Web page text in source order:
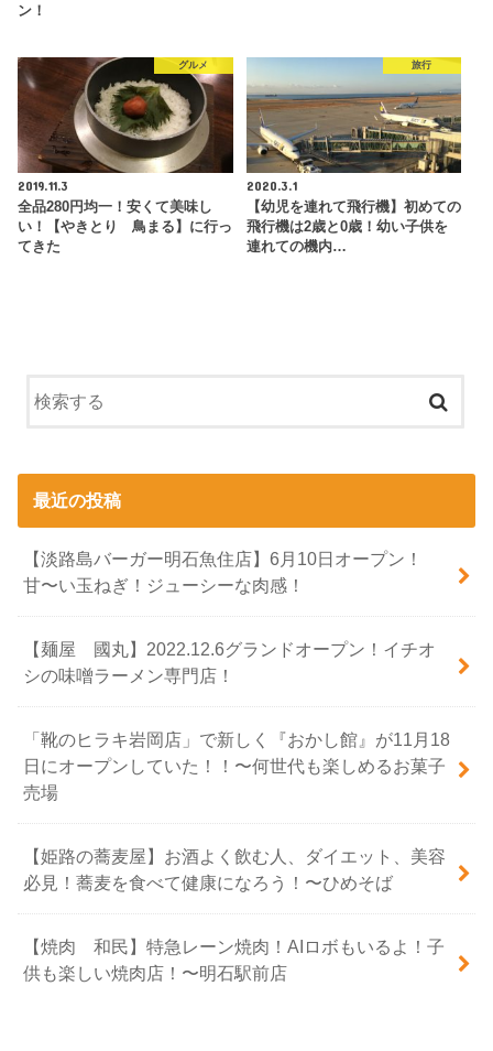
ン！
グルメ
2019.11.3
全品280円均一！安くて美味し
い！【やきとり 鳥まる】に行っ
てきた
旅行
2020.3.1
【幼児を連れて飛行機】初めての
飛行機は2歳と0歳！幼い子供を
連れての機内…
最近の投稿
【淡路島バーガー明石魚住店】6月10日オープン！
甘〜い玉ねぎ！ジューシーな肉感！
【麺屋 國丸】2022.12.6グランドオープン！イチオ
シの味噌ラーメン専門店！
「靴のヒラキ岩岡店」で新しく『おかし館』が11月18
日にオープンしていた！！〜何世代も楽しめるお菓子
売場
【姫路の蕎麦屋】お酒よく飲む人、ダイエット、美容
必見！蕎麦を食べて健康になろう！〜ひめそば
【焼肉 和民】特急レーン焼肉！AIロボもいるよ！子
供も楽しい焼肉店！〜明石駅前店